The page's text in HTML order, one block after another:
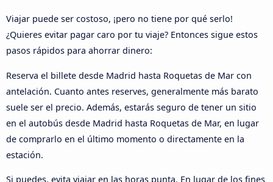
Viajar puede ser costoso, ¡pero no tiene por qué serlo!
¿Quieres evitar pagar caro por tu viaje? Entonces sigue estos
pasos rápidos para ahorrar dinero:
Reserva el billete desde Madrid hasta Roquetas de Mar con
antelación. Cuanto antes reserves, generalmente más barato
suele ser el precio. Además, estarás seguro de tener un sitio
en el autobús desde Madrid hasta Roquetas de Mar, en lugar
de comprarlo en el último momento o directamente en la
estación.
Si puedes, evita viajar en las horas punta. En lugar de los fines